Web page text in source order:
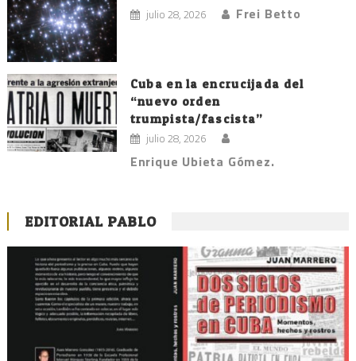
julio 28, 2026 Frei Betto
Cuba en la encrucijada del
“nuevo orden
trumpista/fascista”
julio 28, 2026
Enrique Ubieta Gómez.
EDITORIAL PABLO